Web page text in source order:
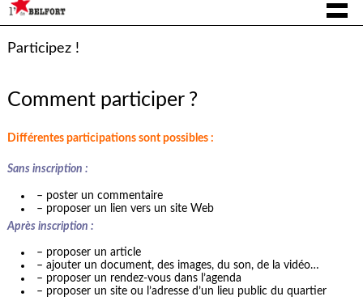
Participez !
Comment participer ?
Différentes participations sont possibles :
Sans inscription :
– poster un commentaire
– proposer un lien vers un site Web
Après inscription :
– proposer un article
– ajouter un document, des images, du son, de la vidéo…
– proposer un rendez-vous dans l’agenda
– proposer un site ou l’adresse d’un lieu public du quartier